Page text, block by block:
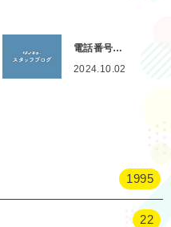
電話番号…
2024.10.02
1995
22